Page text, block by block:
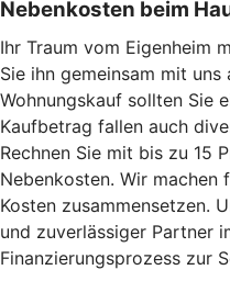
Nebenkosten beim
Ihr Traum vom Eigenheim
Sie ihn gemeinsam mit
Wohnungskauf sollten Sie
Kaufbetrag fallen auch
Rechnen Sie mit bis zu 15
Nebenkosten. Wir machen
Kosten zusammensetzen.
und zuverlässiger Partner
Finanzierungsprozess zur